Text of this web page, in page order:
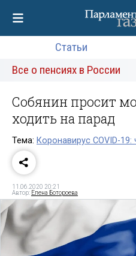
Статьи
Все о пенсиях в России
Собянин просит
ходить на парад
Тема: Коронавирус COVID-
11.06.2020 20:21
Автор: Елена Ботороева